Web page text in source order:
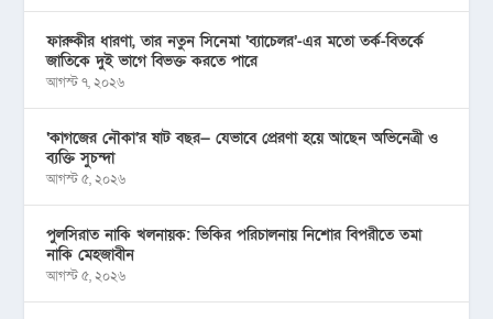
ফারুকীর ধারণা, তার নতুন সিনেমা ‘ব্যাচেলর’-এর মতো তর্ক-বিতর্কে
জাতিকে দুই ভাগে বিভক্ত করতে পারে
আগস্ট ৭, ২০২৬
‘কাগজের নৌকা’র ষাট বছর— যেভাবে প্রেরণা হয়ে আছেন অভিনেত্রী ও
ব্যক্তি সুচন্দা
আগস্ট ৫, ২০২৬
পুলসিরাত নাকি খলনায়ক: ভিকির পরিচালনায় নিশোর বিপরীতে তমা
নাকি মেহজাবীন
আগস্ট ৫, ২০২৬